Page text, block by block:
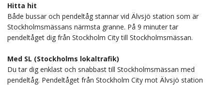
Hitta hit
Både bussar och pendeltåg stannar vid Älvsjö station som är
Stockholmsmässans närmsta granne. På 9 minuter tar
pendeltåget dig från Stockholm City till Stockholmsmässan.
Med SL (Stockholms lokaltrafik)
Du tar dig enklast och snabbast till Stockholmsmässan med
pendeltåg. Pendeltåget från Stockholm City mot Älvsjö station